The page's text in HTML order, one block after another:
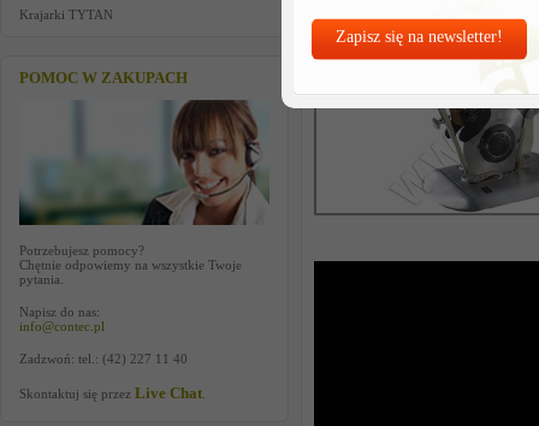
Zapisz się na newsletter!
Krajarki TYTAN
POMOC W ZAKUPACH
Potrzebujesz pomocy?
Chętnie odpowiemy na wszystkie Twoje
pytania.
Napisz do nas:
info@contec.pl
Zadzwoń: tel.: (42) 227 11 40
Skontaktuj się przez Live Chat